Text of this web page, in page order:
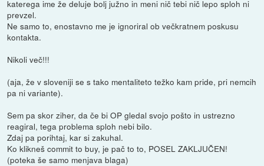
katerega ime že deluje bolj južno in meni nič tebi nič lepo sploh ni
prevzel.
Ne samo to, enostavno me je ignoriral ob večkratnem poskusu
kontakta.
Nikoli več!!!
(aja, že v sloveniji se s tako mentaliteto težko kam pride, pri nemcih
pa ni variante).
Sem pa skor ziher, da če bi OP gledal svojo pošto in ustrezno
reagiral, tega problema sploh nebi bilo.
Zdaj pa porihtaj, kar si zakuhal.
Ko klikneš commit to buy, je pač to to, POSEL ZAKLJUČEN!
(poteka še samo menjava blaga)